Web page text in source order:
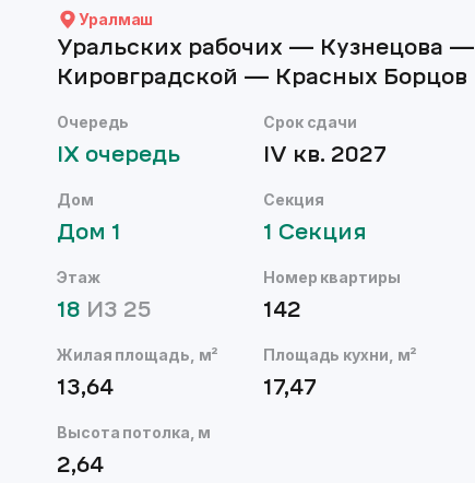
Уралмаш
Уральских рабочих — Кузнецова —
Кировградской — Красных Борцов
Очередь
IX очередь
Срок сдачи
IV кв. 2027
Дом
Дом 1
Секция
1 Секция
Этаж
18 ИЗ 25
Номер квартиры
142
Жилая площадь, м²
13,64
Площадь кухни, м²
17,47
Высота потолка, м
2,64